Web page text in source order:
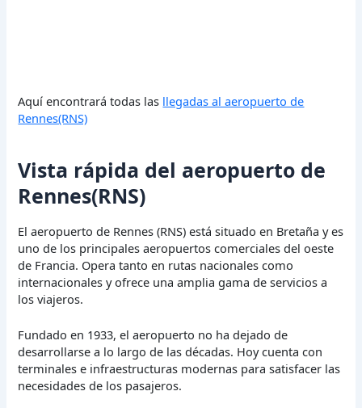
Aquí encontrará todas las llegadas al aeropuerto de
Rennes(RNS)
Vista rápida del aeropuerto de
Rennes(RNS)
El aeropuerto de Rennes (RNS) está situado en Bretaña y es
uno de los principales aeropuertos comerciales del oeste
de Francia. Opera tanto en rutas nacionales como
internacionales y ofrece una amplia gama de servicios a
los viajeros.
Fundado en 1933, el aeropuerto no ha dejado de
desarrollarse a lo largo de las décadas. Hoy cuenta con
terminales e infraestructuras modernas para satisfacer las
necesidades de los pasajeros.